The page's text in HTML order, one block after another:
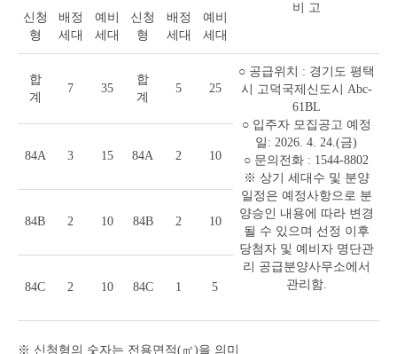
비 고
신청
형
배정
세대
예비
세대
신청
형
배정
세대
예비
세대
합
계
7 35
합
계
5 25
○ 공급위치 : 경기도 평택
시 고덕국제신도시 Abc-
61BL
○ 입주자 모집공고 예정
일: 2026. 4. 24.(금)
○ 문의전화 : 1544-8802
※ 상기 세대수 및 분양
일정은 예정사항으로 분
양승인 내용에 따라 변경
될 수 있으며 선정 이후
당첨자 및 예비자 명단관
리 공급분양사무소에서
관리함.
84A 3 15 84A 2 10
84B 2 10 84B 2 10
84C 2 10 84C 1 5
※ 신청형의 숫자는 전용면적(㎡)을 의미